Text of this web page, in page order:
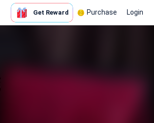
Get Reward Purchase Login